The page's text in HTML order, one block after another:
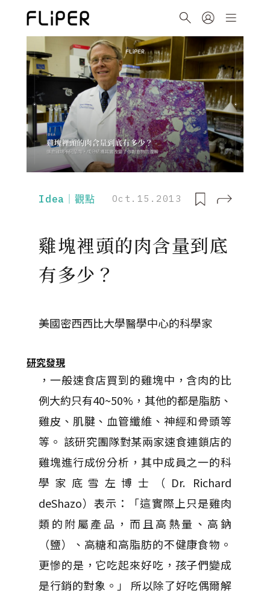
Idea｜觀點 Oct.15.2013
雞塊裡頭的肉含量到底
有多少？
美國密西西比大學醫學中心的科學家
研究發現
，一般速食店買到的雞塊中，含肉的比
例大約只有40~50%，其他的都是脂肪、
雞皮、肌腱、血管纖維、神經和骨頭等
等。 該研究團隊對某兩家速食連鎖店的
雞塊進行成份分析，其中成員之一的科
學家底雪左博士（Dr. Richard
deShazo）表示：「這實際上只是雞肉
類的附屬產品，而且高熱量、高鈉
（鹽）、高糖和高脂肪的不健康食物。
更慘的是，它吃起來好吃，孩子們變成
是行銷的對象。」 所以除了好吃偶爾解